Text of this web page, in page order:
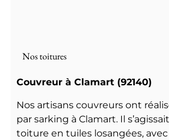
Nos toitures
Couvreur à Clamart (92140)
Nos artisans couvreurs ont
par sarking à Clamart. Il
toiture en tuiles losangées,